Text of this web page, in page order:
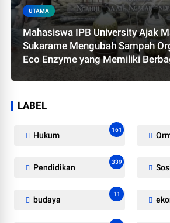
UTAMA
Mahasiswa IPB University Ajak
Sukarame Mengubah Sampah
Eco Enzyme yang Memiliki
LABEL
Hukum
161
Pendidikan
339
budaya
11